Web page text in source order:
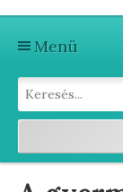
Menü
Kezdőlap
Első vizitre